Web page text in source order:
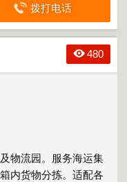
拨打电话
480
物流园。服务海运集
内货物分拣。适配各